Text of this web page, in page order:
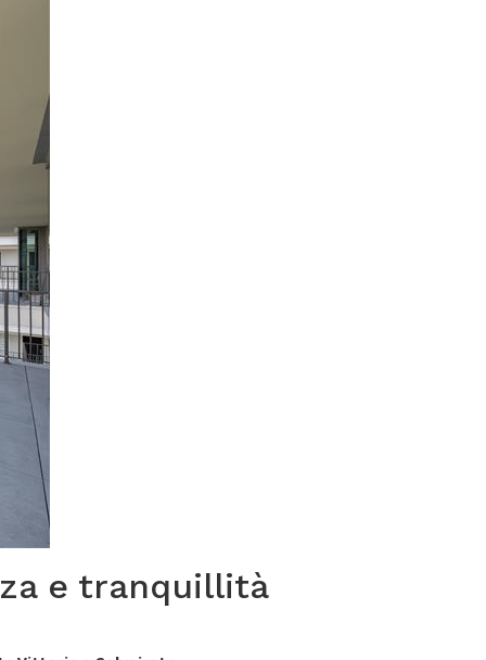
e tranquillità